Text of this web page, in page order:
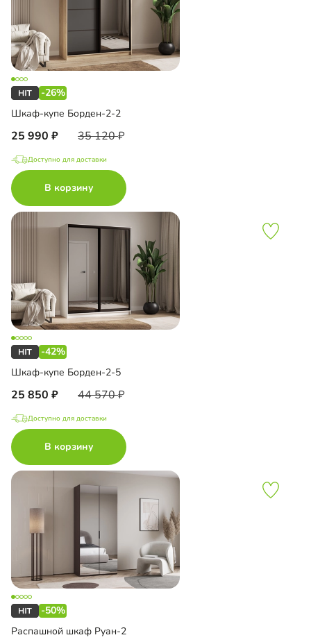
-26%
Шкаф-купе Борден-2-2
25 990 35 120
Доступно для доставки
В корзину
-42%
Шкаф-купе Борден-2-5
25 850 44 570
Доступно для доставки
В корзину
-50%
Распашной шкаф Руан-2